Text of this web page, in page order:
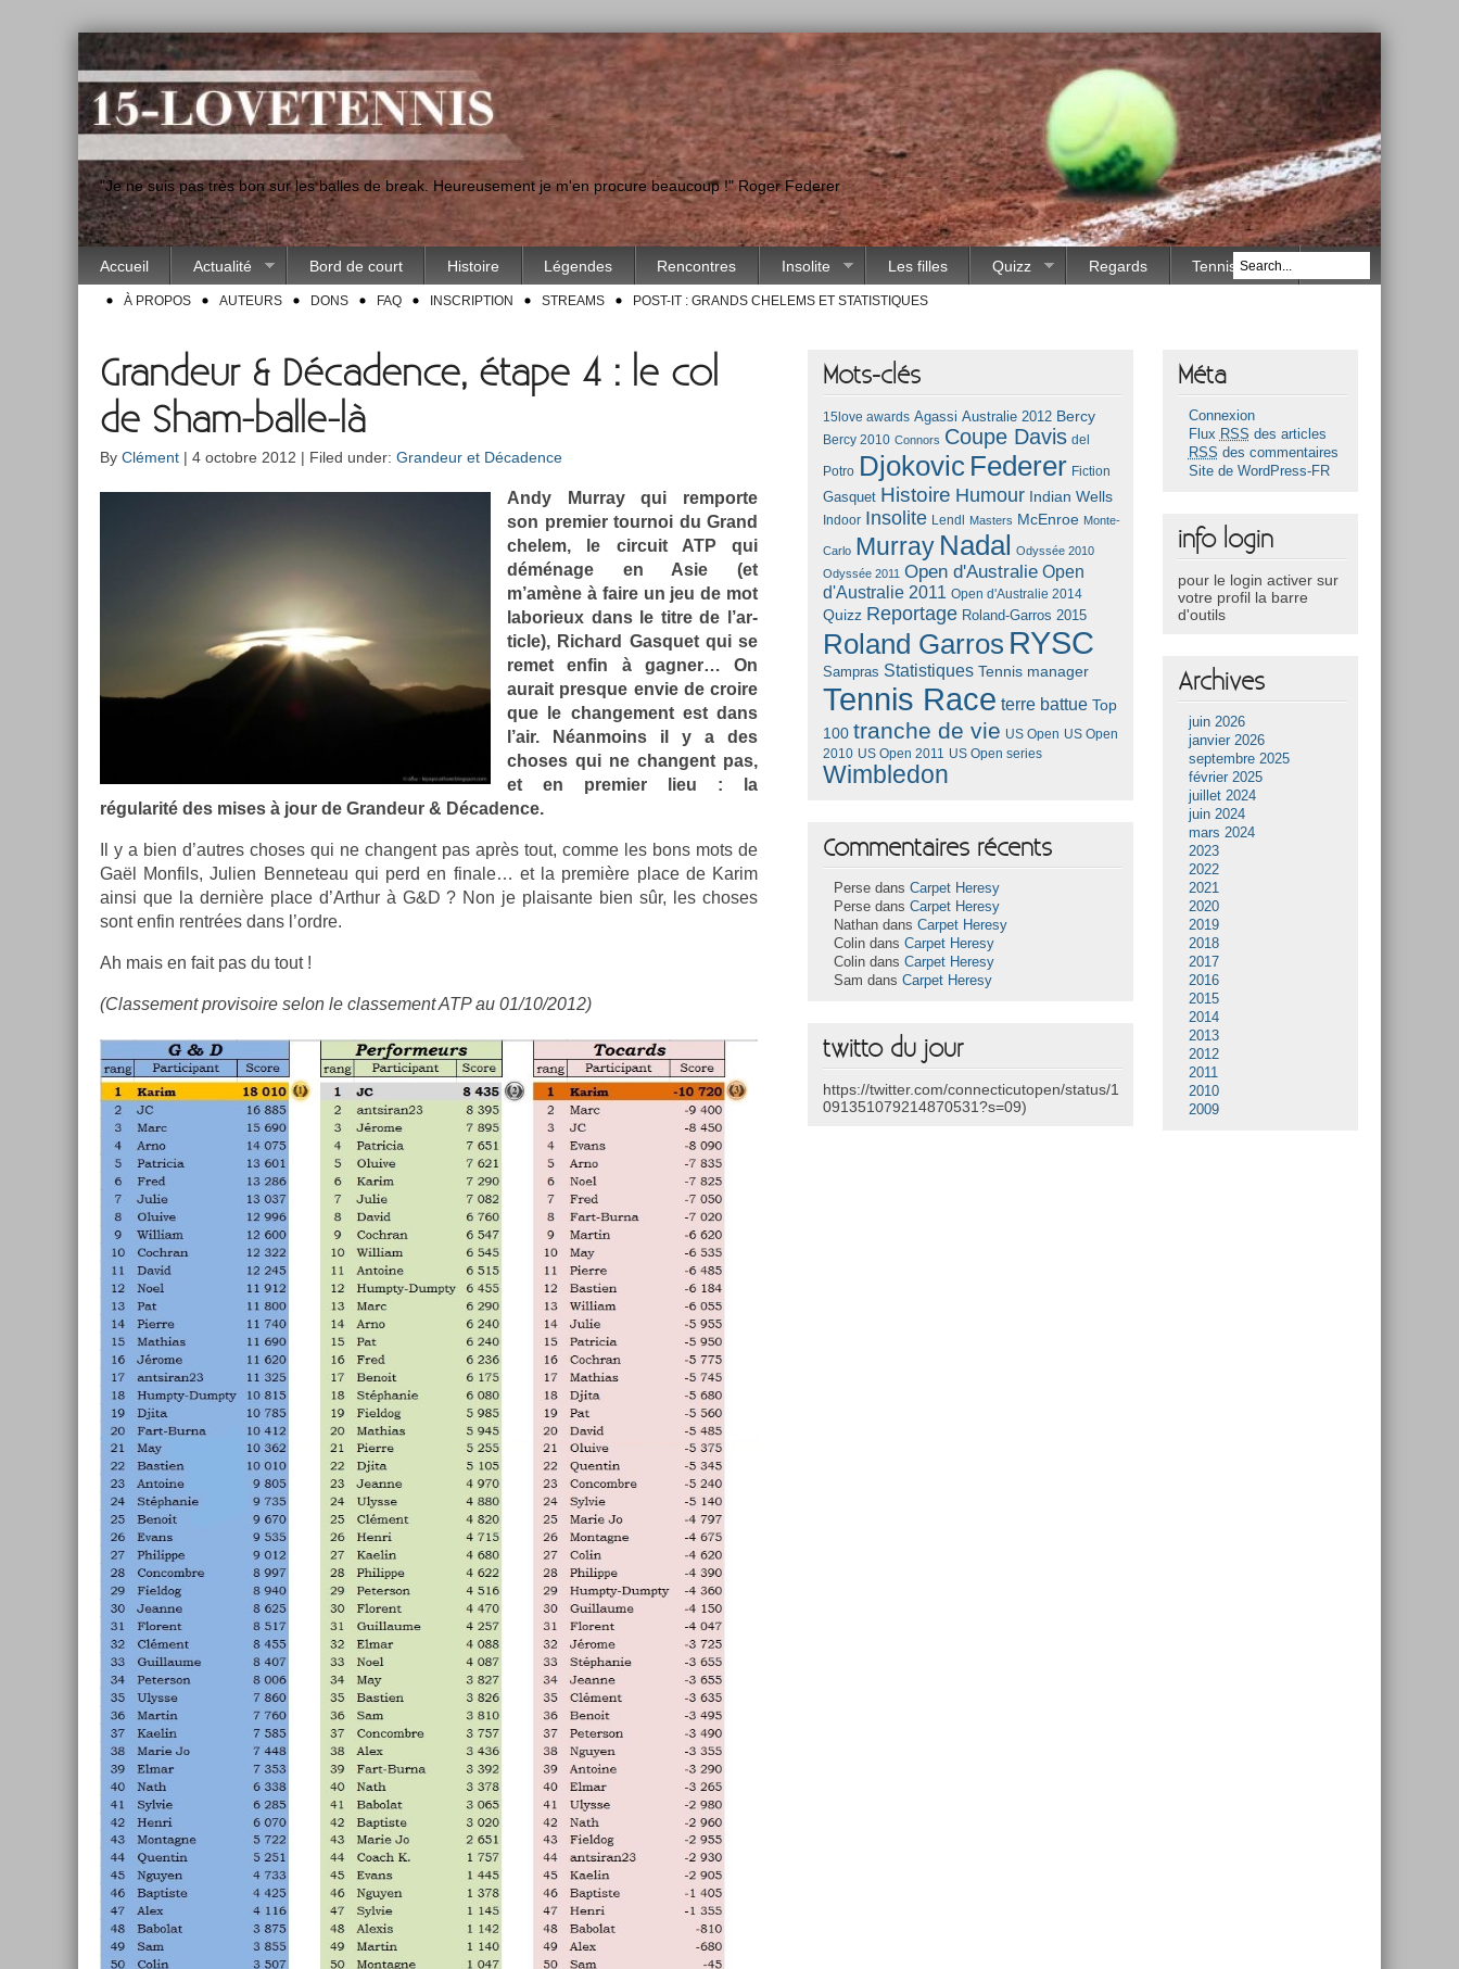
"Je ne suis pas très bon sur les balles de break. Heureusement je m'en procure beaucoup !" Roger Federer
Accueil Actualité Bord de court Histoire Légendes Rencontres Insolite Les filles Quizz Regards Tennis Race
À PROPOS AUTEURS DONS FAQ INSCRIPTION STREAMS POST-IT : GRANDS CHELEMS ET STATISTIQUES
Grandeur & Décadence, étape 4 : le col
de Sham-balle-là
By Clément | 4 octobre 2012 | Filed under: Grandeur et Décadence
Andy Mur­ray qui re­mpor­te
son pre­mi­er tour­noi du Grand
chelem, le cir­cuit ATP qui
déménage en Asie (et
m’amène à faire un jeu de mot
laborieux dans le titre de l’ar­
ticle), Ric­hard Gas­quet qui se
remet enfin à gagn­er… On
aurait pre­sque envie de croire
que le chan­ge­ment est dans
l’air. Néan­moins il y a des
choses qui ne chan­gent pas,
et en pre­mi­er lieu : la
régularité des mises à jour de Gran­deur & Décad­ence.
Il y a bien d’aut­res choses qui ne chan­gent pas après tout, comme les bons mots de
Gaël Mon­fils, Juli­en Be­nneteau qui perd en fin­ale… et la première place de Karim
ainsi que la dernière place d’Arthur à G&D ? Non je plaisan­te bien sûr, les choses
sont enfin rentrées dans l’ordre.
Ah mais en fait pas du tout !
(Clas­se­ment pro­visoire selon le clas­se­ment ATP au 01/10/2012)
Mots-clés
15love awards Agassi Australie 2012 Bercy
Bercy 2010 Connors Coupe Davis del
Potro Djokovic Federer Fiction
Gasquet Histoire Humour Indian Wells
Indoor Insolite Lendl Masters McEnroe Monte-
Carlo Murray Nadal
Odyssée 2010
Odyssée 2011 Open d'Australie Open
d'Australie 2011 Open d'Australie 2014
Quizz Reportage Roland-Garros 2015
Roland Garros RYSC
Sampras Statistiques Tennis manager
Tennis Race terre battue Top
100 tranche de vie US Open US Open
2010 US Open 2011 US Open series
Wimbledon
Commentaires récents
Perse dansCarpet Heresy
Perse dansCarpet Heresy
Nathan dansCarpet Heresy
Colin dansCarpet Heresy
Colin dansCarpet Heresy
Sam dansCarpet Heresy
twitto du jour
https://twitter.com/connecticutopen/status/1
091351079214870531?s=09)
Méta
Connexion
Flux RSS des articles
RSS des commentaires
Site de WordPress-FR
info login
pour le login activer sur
votre profil la barre
d'outils
Archives
juin 2026
janvier 2026
septembre 2025
février 2025
juillet 2024
juin 2024
mars 2024
2023
2022
2021
2020
2019
2018
2017
2016
2015
2014
2013
2012
2011
2010
2009